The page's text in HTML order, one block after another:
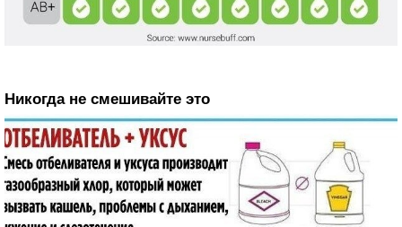
Никогда не смешивайте это